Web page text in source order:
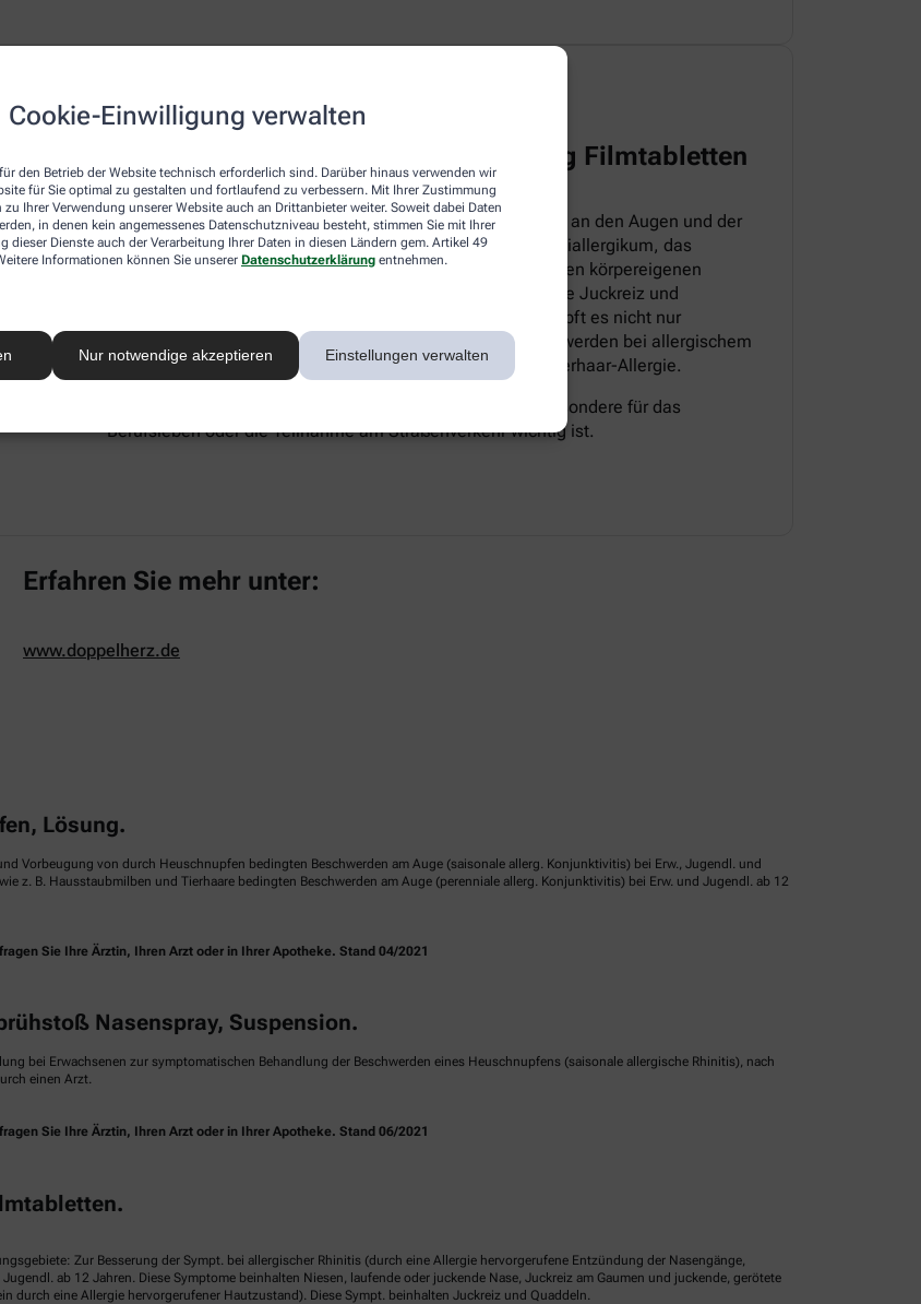
Cookie-Einwilligung verwalten
den Betrieb der Website technisch erforderlich sind. Darüber hinaus verwenden wir
für Sie optimal zu gestalten und fortlaufend zu verbessern. Mit Ihrer Zustimmung
Ihrer Verwendung unserer Website auch an Drittanbieter weiter. Soweit dabei Daten
in denen kein angemessenes Datenschutzniveau besteht, stimmen Sie mit Ihrer
dieser Dienste auch der Verarbeitung Ihrer Daten in diesen Ländern gem. Artikel 49
Informationen können Sie unserer Datenschutzerklärung entnehmen.
Nur notwendige akzeptieren Einstellungen verwalten
Desloratadin DoppelherzPharma 5 mg Filmtabletten
Neben den beiden lokal wirkenden Arzneimitteln, die direkt an den Augen und der
Nase für Linderung sorgen, gibt es mit Desloratadin ein Antiallergikum, das
systemisch – also im ganzen Körper – aktiv ist. Es hemmt den körpereigenen
Botenstoff Histamin, der für allergie-typische Symptome wie Juckreiz und
Schwellungen verantwortlich ist. Aus diesem Grund bekämpft es nicht nur
Heuschnupfen-Symptome, sondern lindert auch die Beschwerden bei allergischem
Hautausschlag (Urtikaria), und Hausstaubmilben- sowie Tierhaar-Allergie.
Desloratadin macht nicht müde, was insbesondere für das
Berufsleben oder die Teilnahme am Straßenverkehr wichtig ist.
Erfahren Sie mehr unter:
www.doppelherz.de
Lösung.
Vorbeugung von durch Heuschnupfen bedingten Beschwerden am Auge (saisonale allerg. Konjunktivitis) bei Erw., Jugendl. und
z. B. Hausstaubmilben und Tierhaare bedingten Beschwerden am Auge (perenniale allerg. Konjunktivitis) bei Erw. und Jugendl. ab 12
Sie Ihre Ärztin, Ihren Arzt oder in Ihrer Apotheke. Stand 04/2021
Nasenspray, Suspension.
bei Erwachsenen zur symptomatischen Behandlung der Beschwerden eines Heuschnupfens (saisonale allergische Rhinitis), nach
einen Arzt.
Sie Ihre Ärztin, Ihren Arzt oder in Ihrer Apotheke. Stand 06/2021
Zur Besserung der Sympt. bei allergischer Rhinitis (durch eine Allergie hervorgerufene Entzündung der Nasengänge,
ab 12 Jahren. Diese Symptome beinhalten Niesen, laufende oder juckende Nase, Juckreiz am Gaumen und juckende, gerötete
durch eine Allergie hervorgerufener Hautzustand). Diese Sympt. beinhalten Juckreiz und Quaddeln.